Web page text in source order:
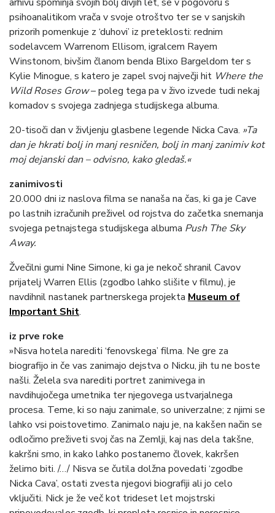
psihoanalitikom vrača v svoje otroštvo ter se v sanjskih
prizorih pomenkuje z ‘duhovi’ iz preteklosti: rednim
sodelavcem Warrenom Ellisom, igralcem Rayem
Winstonom, bivšim članom benda Blixo Bargeldom ter s
Kylie Minogue, s katero je zapel svoj največji hit Where the
Wild Roses Grow– poleg tega pa v živo izvede tudi nekaj
komadov s svojega zadnjega studijskega albuma.
20-tisoči dan v življenju glasbene legende Nicka Cava. »Ta
dan je hkrati bolj in manj resničen, bolj in manj zanimiv kot
moj dejanski dan – odvisno, kako gledaš.«
zanimivosti
20.000 dni iz naslova filma se nanaša na čas, ki ga je Cave
po lastnih izračunih preživel od rojstva do začetka snemanja
svojega petnajstega studijskega albuma Push The Sky
Away.
Žvečilni gumi Nine Simone, ki ga je nekoč shranil Cavov
prijatelj Warren Ellis (zgodbo lahko slišite v filmu), je
navdihnil nastanek partnerskega projekta Museum of
Important Shit.
iz prve roke
»Nisva hotela narediti ‘fenovskega’ filma. Ne gre za
biografijo in če vas zanimajo dejstva o Nicku, jih tu ne boste
našli. Želela sva narediti portret zanimivega in
navdihujočega umetnika ter njegovega ustvarjalnega
procesa. Teme, ki so naju zanimale, so univerzalne; z njimi se
lahko vsi poistovetimo. Zanimalo naju je, na kakšen način se
odločimo preživeti svoj čas na Zemlji, kaj nas dela takšne,
kakršni smo, in kako lahko postanemo človek, kakršen
želimo biti. /…/ Nisva se čutila dolžna povedati ‘zgodbe
Nicka Cava’, ostati zvesta njegovi biografiji ali jo celo
vključiti. Nick je že več kot trideset let mojstrski